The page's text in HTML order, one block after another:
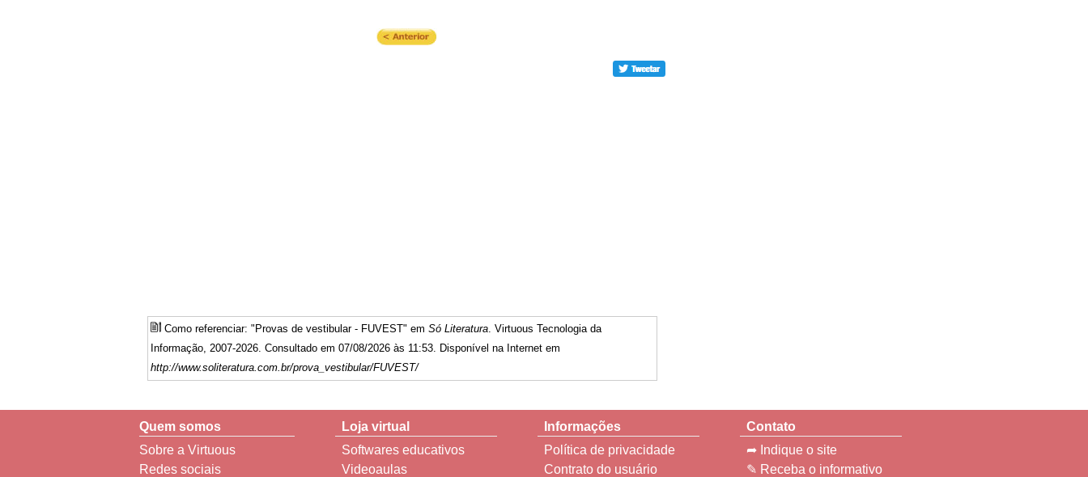
Como referenciar: "Provas de vestibular - FUVEST" em Só Literatura. Virtuous Tecnologia da
Informação, 2007-2026. Consultado em 07/08/2026 às 11:53. Disponível na Internet em
http://www.soliteratura.com.br/prova_vestibular/FUVEST/
Quem somos
Sobre a Virtuous
Redes sociais
Loja virtual
Softwares educativos
Videoaulas
Informações
Política de privacidade
Contrato do usuário
Contato
➦ Indique o site
✎ Receba o informativo